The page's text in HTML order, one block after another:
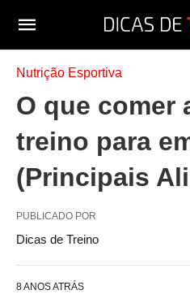
Nutrição Esportiva
O que comer
treino para
(Principais
PUBLICADO POR
Dicas de Treino
8 ANOS ATRÁS